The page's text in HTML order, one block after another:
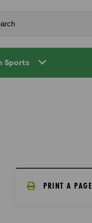
Sports
PRINT A PAGE